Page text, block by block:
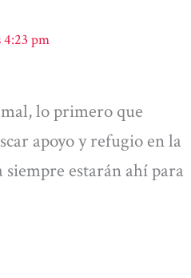
4:23 pm
lo primero que
apoyo y refugio en la
estarán ahí para